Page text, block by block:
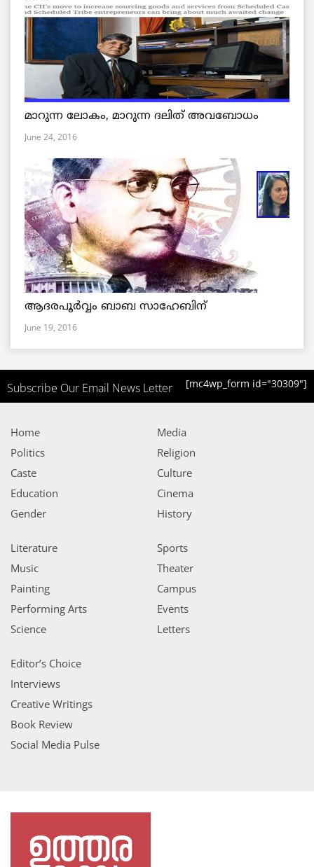
മാറുന്ന ലോകം, മാറുന്ന ദലിത് അവബോധം
June 24, 2016
ആദരപൂര്‍വ്വം ബാബ സാഹേബിന്
June 19, 2016
Subscribe Our Email News Letter [mc4wp_form id="30309"]
Home
Politics
Caste
Education
Gender
Media
Religion
Culture
Cinema
History
Literature
Music
Painting
Performing Arts
Science
Sports
Theater
Campus
Events
Letters
Editor’s Choice
Interviews
Creative Writings
Book Review
Social Media Pulse